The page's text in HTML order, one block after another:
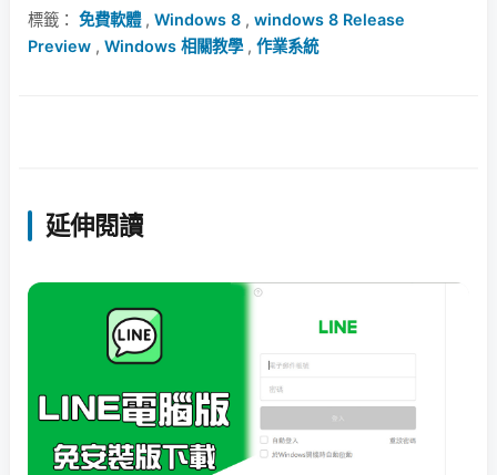
標籤： 免費軟體, Windows 8 , windows 8 Release
Preview , Windows 相關教學, 作業系統
延伸閱讀